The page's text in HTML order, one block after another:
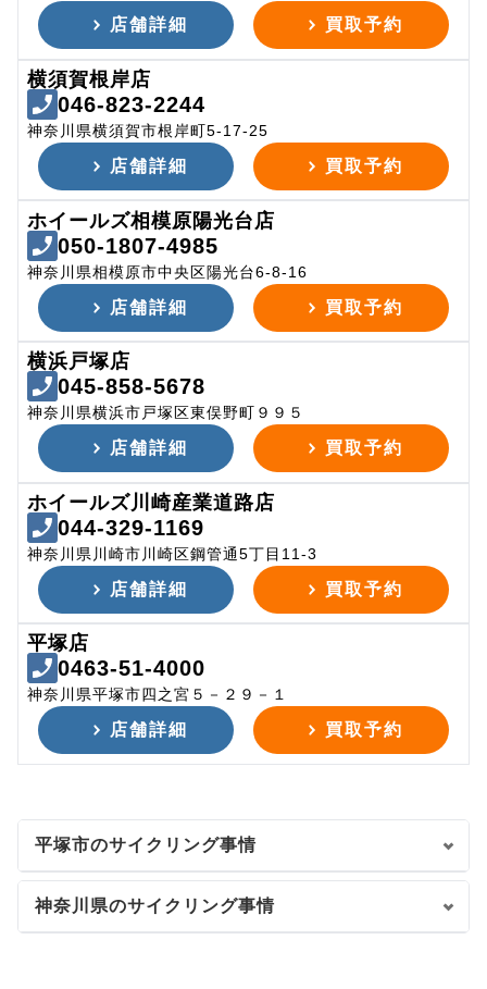
店舗詳細 買取予約
横須賀根岸店
046-823-2244
神奈川県横須賀市根岸町5-17-25
店舗詳細 買取予約
ホイールズ相模原陽光台店
050-1807-4985
神奈川県相模原市中央区陽光台6-8-16
店舗詳細 買取予約
横浜戸塚店
045-858-5678
神奈川県横浜市戸塚区東俣野町９９５
店舗詳細 買取予約
ホイールズ川崎産業道路店
044-329-1169
神奈川県川崎市川崎区鋼管通5丁目11-3
店舗詳細 買取予約
平塚店
0463-51-4000
神奈川県平塚市四之宮５－２９－１
店舗詳細 買取予約
平塚市のサイクリング事情
神奈川県のサイクリング事情